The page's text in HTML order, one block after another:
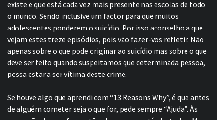
existe e que está cada vez mais presente nas escolas de todo
o mundo. Sendo inclusive um factor para que muitos
adolescentes ponderem o suicídio. Por isso aconselho a que
vejam estes treze episódios, pois vão fazer-vos refletir. Não
apenas sobre o que pode originar ao suicídio mas sobre o que
deve ser feito quando suspeitamos que determinada pessoa,
possa estar a ser vítima deste crime.
Se houve algo que aprendi com “13 Reasons Why”, é que antes
de alguém cometer seja o que for, pede sempre “Ajuda”. Às